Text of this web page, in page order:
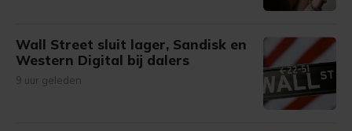
Wall Street sluit lager, Sandisk en
Western Digital bij dalers
9 uur geleden